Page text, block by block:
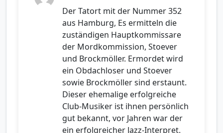
Der Tatort mit der Nummer 352
aus Hamburg, Es ermitteln die
zuständigen Hauptkommissare
der Mordkommission, Stoever
und Brockmöller. Ermordet wird
ein Obdachloser und Stoever
sowie Brockmöller sind erstaunt.
Dieser ehemalige erfolgreiche
Club-Musiker ist ihnen persönlich
gut bekannt, vor Jahren war der
ein erfolgreicher Jazz-Interpret.